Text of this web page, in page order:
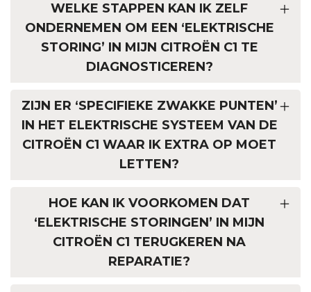
WELKE STAPPEN KAN IK ZELF
ONDERNEMEN OM EEN ‘ELEKTRISCHE
STORING’ IN MIJN CITROËN C1 TE
DIAGNOSTICEREN?
ZIJN ER ‘SPECIFIEKE ZWAKKE PUNTEN’
IN HET ELEKTRISCHE SYSTEEM VAN DE
CITROËN C1 WAAR IK EXTRA OP MOET
LETTEN?
HOE KAN IK VOORKOMEN DAT
‘ELEKTRISCHE STORINGEN’ IN MIJN
CITROËN C1 TERUGKEREN NA
REPARATIE?